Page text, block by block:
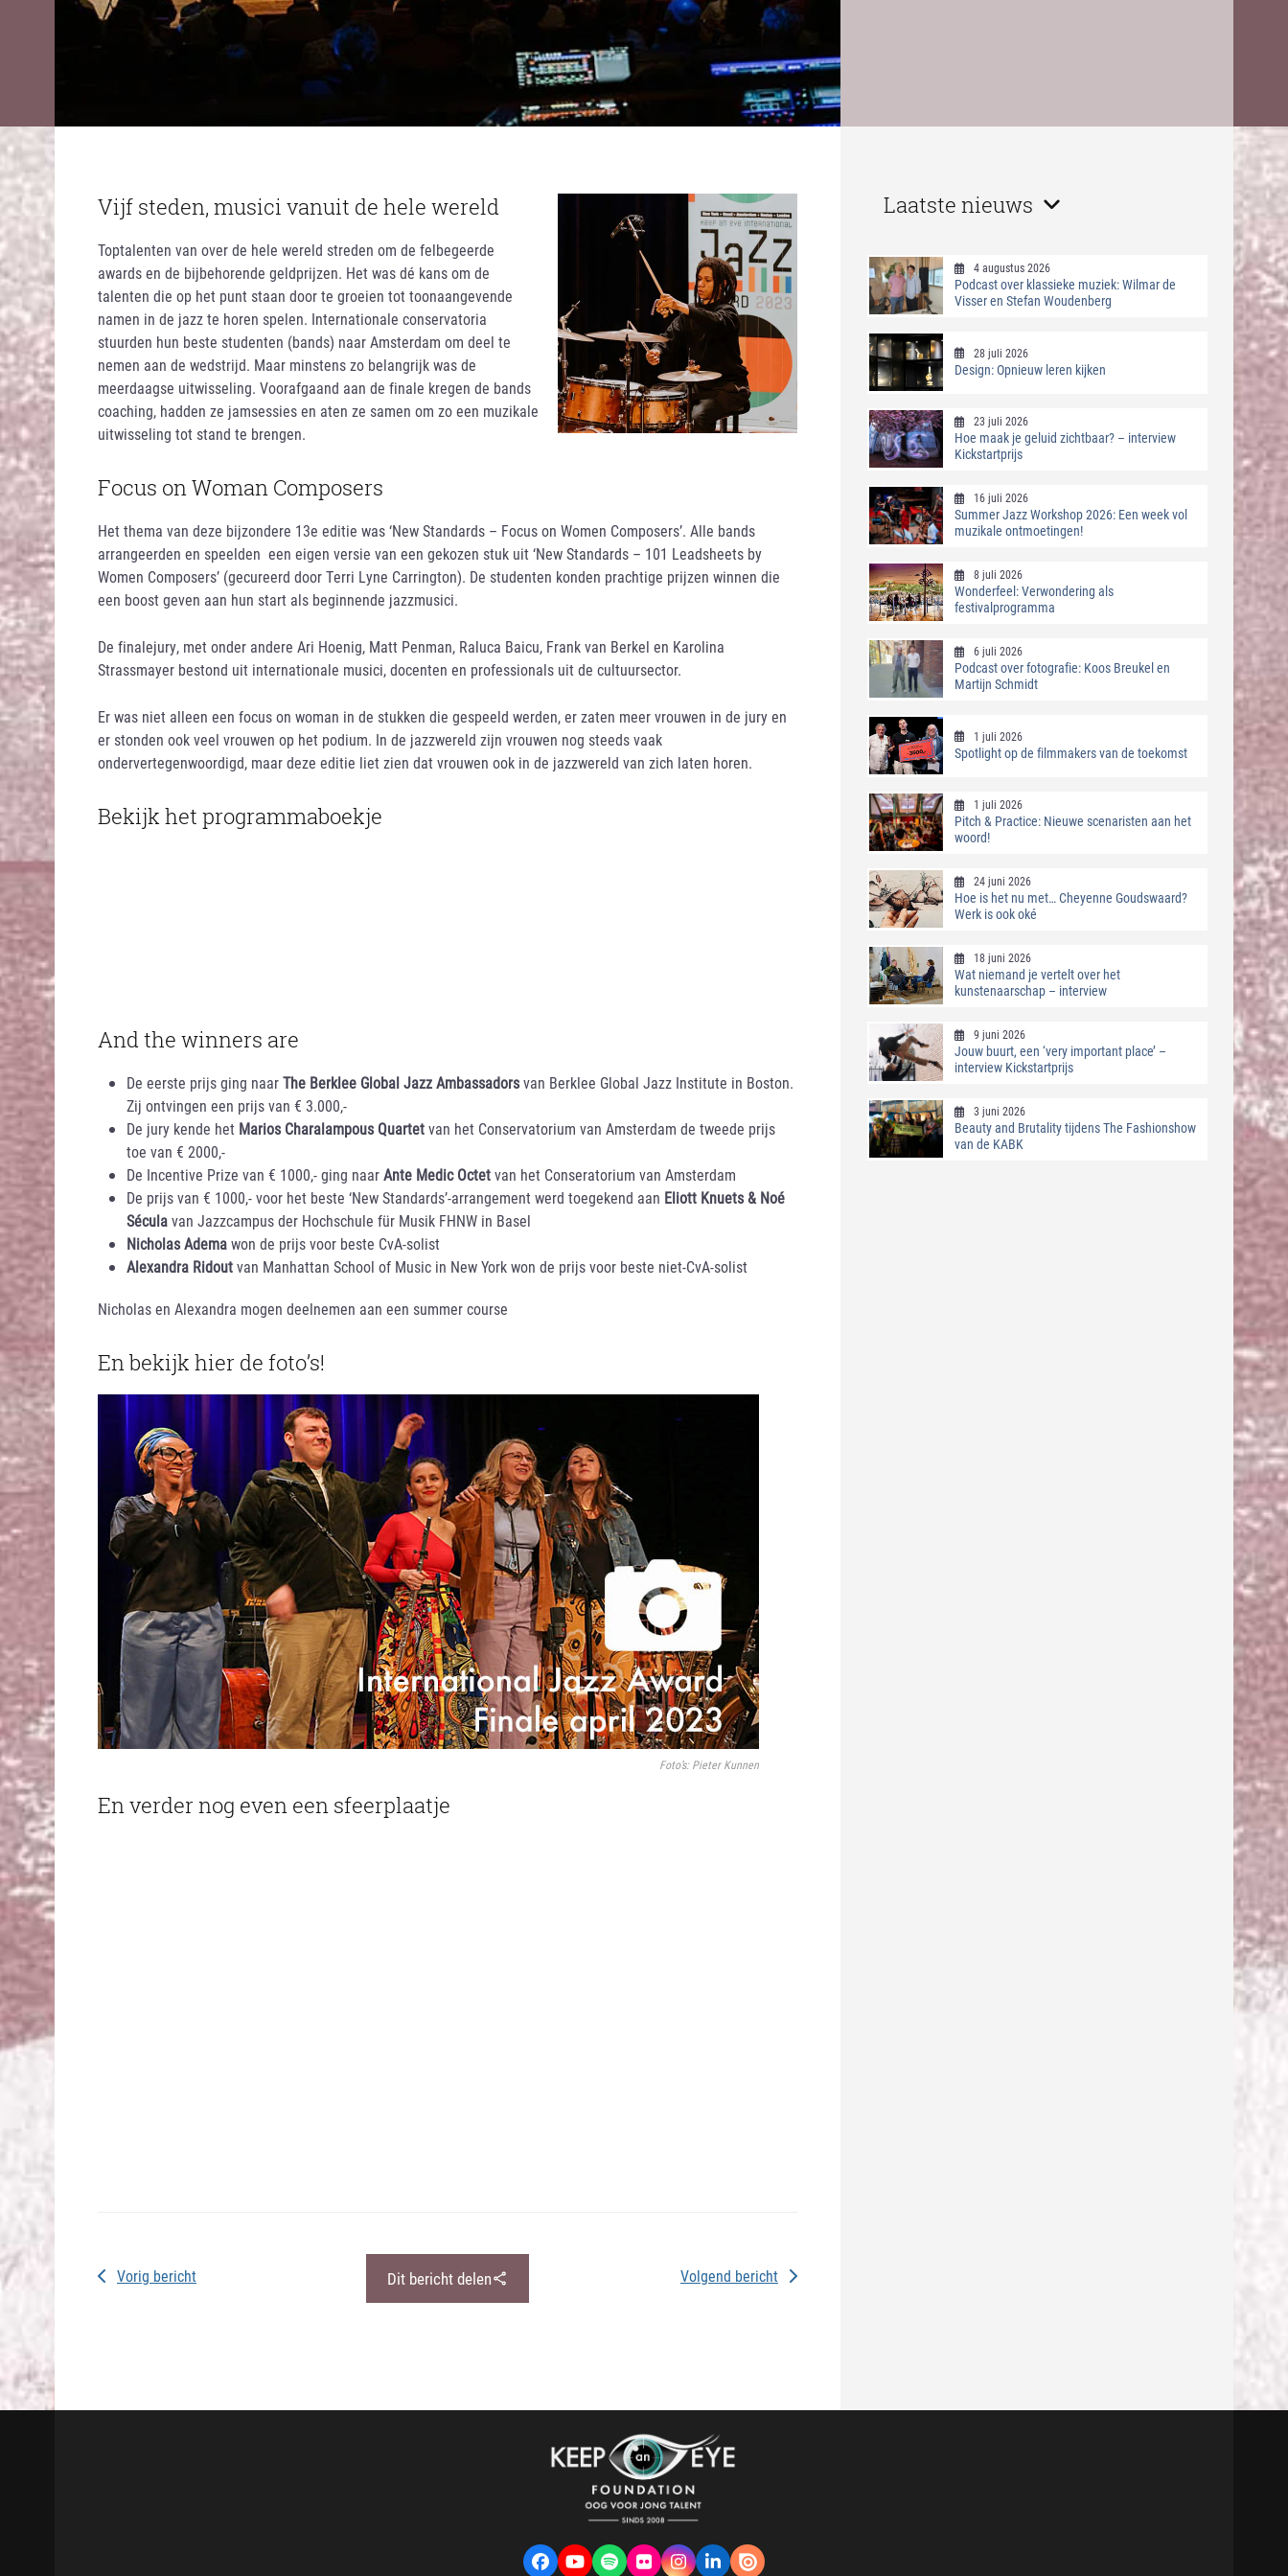
Vijf steden, musici vanuit de hele wereld
Toptalenten van over de hele wereld streden om de felbegeerde
awards en de bijbehorende geldprijzen. Het was dé kans om de
talenten die op het punt staan door te groeien tot toonaangevende
namen in de jazz te horen spelen. Internationale conservatoria
stuurden hun beste studenten (bands) naar Amsterdam om deel te
nemen aan de wedstrijd. Maar minstens zo belangrijk was de
meerdaagse uitwisseling. Voorafgaand aan de finale kregen de bands
coaching, hadden ze jamsessies en aten ze samen om zo een muzikale
uitwisseling tot stand te brengen.
Focus on Woman Composers
Het thema van deze bijzondere 13e editie was ‘New Standards – Focus on Women Composers’. Alle bands
arrangeerden en speelden een eigen versie van een gekozen stuk uit ‘New Standards – 101 Leadsheets by
Women Composers’ (gecureerd door Terri Lyne Carrington). De studenten konden prachtige prijzen winnen die
een boost geven aan hun start als beginnende jazzmusici.
De finalejury, met onder andere Ari Hoenig, Matt Penman, Raluca Baicu, Frank van Berkel en Karolina
Strassmayer bestond uit internationale musici, docenten en professionals uit de cultuursector.
Er was niet alleen een focus on woman in de stukken die gespeeld werden, er zaten meer vrouwen in de jury en
er stonden ook veel vrouwen op het podium. In de jazzwereld zijn vrouwen nog steeds vaak
ondervertegenwoordigd, maar deze editie liet zien dat vrouwen ook in de jazzwereld van zich laten horen.
Bekijk het programmaboekje
And the winners are
De eerste prijs ging naarThe Berklee Global Jazz Ambassadorsvan Berklee Global Jazz Institute in Boston.
Zij ontvingen een prijs van € 3.000,-
De jury kende het Marios Charalampous Quartetvan het Conservatorium van Amsterdam de tweede prijs
toe van € 2000,-
De Incentive Prize van € 1000,- ging naarAnte Medic Octetvan het Conseratorium van Amsterdam
De prijs van € 1000,- voor het beste ‘New Standards’-arrangement werd toegekend aan Eliott Knuets & Noé
Séculavan Jazzcampus der Hochschule für Musik FHNW in Basel
Nicholas Ademawon de prijs voor beste CvA-solist
Alexandra Ridoutvan Manhattan School of Music in New York won de prijs voor beste niet-CvA-solist
Nicholas en Alexandra mogen deelnemen aan een summer course
En bekijk hier de foto’s!
Foto’s: Pieter Kunnen
En verder nog even een sfeerplaatje
Vorig bericht Volgend bericht
Dit bericht delen
Laatste nieuws
4 augustus 2026
Podcast over klassieke muziek: Wilmar de
Visser en Stefan Woudenberg
28 juli 2026
Design: Opnieuw leren kijken
23 juli 2026
Hoe maak je geluid zichtbaar? – interview
Kickstartprijs
16 juli 2026
Summer Jazz Workshop 2026: Een week vol
muzikale ontmoetingen!
8 juli 2026
Wonderfeel: Verwondering als
festivalprogramma
6 juli 2026
Podcast over fotografie: Koos Breukel en
Martijn Schmidt
1 juli 2026
Spotlight op de filmmakers van de toekomst
1 juli 2026
Pitch & Practice: Nieuwe scenaristen aan het
woord!
24 juni 2026
Hoe is het nu met… Cheyenne Goudswaard?
Werk is ook oké
18 juni 2026
Wat niemand je vertelt over het
kunstenaarschap – interview
9 juni 2026
Jouw buurt, een ‘very important place’ –
interview Kickstartprijs
3 juni 2026
Beauty and Brutality tijdens The Fashionshow
van de KABK
Facebook
YouTubeSpotifyFlickrInstagram
LinkedIn
VK